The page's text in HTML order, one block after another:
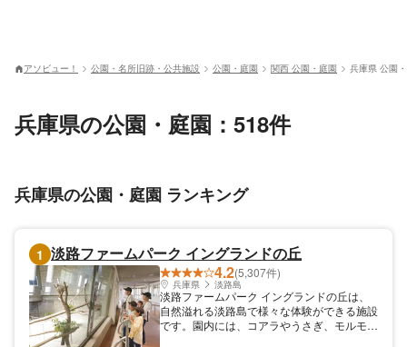
アソビュー！ 公園・名所旧跡・公共施設 公園・庭園 関西 公園・庭園 兵庫県 公園
兵庫県の公園・庭園：518件
兵庫県の公園・庭園 ランキング
1 淡路ファームパーク イングランドの丘
4.2(5,307件)
兵庫県 淡路島
淡路ファームパーク イングランドの丘は、
自然溢れる淡路島で様々な体験ができる施設
です。園内には、コアラやうさぎ、モルモッ